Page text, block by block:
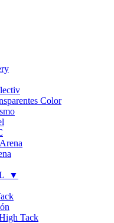
Color
▼
Tack